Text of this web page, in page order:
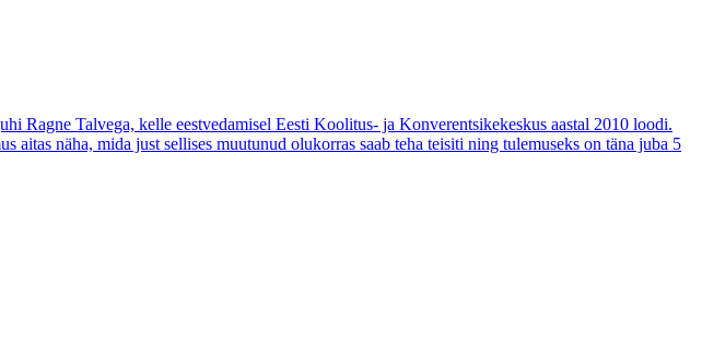
Ragne Talvega, kelle eestvedamisel Eesti Koolitus- ja Konverentsikekeskus aastal 2010 loodi.
näha, mida just sellises muutunud olukorras saab teha teisiti ning tulemuseks on täna juba 5